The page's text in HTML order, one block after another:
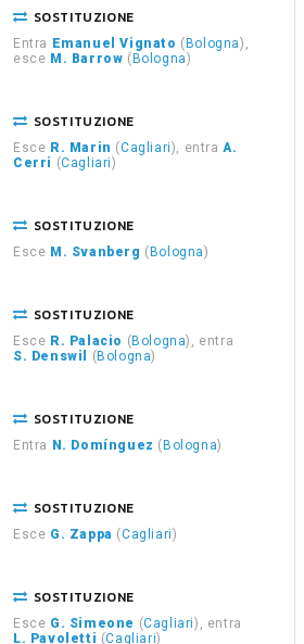
SOSTITUZIONE
Entra Emanuel Vignato ( Bologna),
esce M. Barrow ( Bologna)
SOSTITUZIONE
Esce R. Marin (Cagliari), entraA.
Cerri (Cagliari)
SOSTITUZIONE
Esce M. Svanberg ( Bologna)
SOSTITUZIONE
Esce R. Palacio ( Bologna), entra
S. Denswil
( Bologna)
SOSTITUZIONE
Entra N. Domínguez ( Bologna)
SOSTITUZIONE
Esce G. Zappa (Cagliari)
SOSTITUZIONE
Esce G. Simeone (Cagliari), entra
L. Pavoletti (Cagliari)